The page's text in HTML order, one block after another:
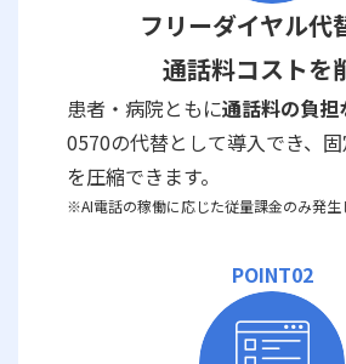
フリーダイヤル代
通話料コストを
患者・病院ともに通話料の負担
0570の代替として導入でき、
を圧縮できます。
※AI電話の稼働に応じた従量課金のみ発生
POINT02